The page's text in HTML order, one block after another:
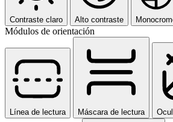
Contraste claro Alto contraste
Módulos de orientación
Línea de lectura Máscara de lectura